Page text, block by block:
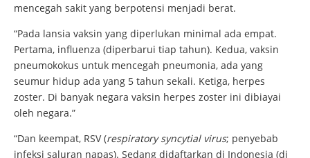
mencegah sakit yang berpotensi menjadi berat.
“Pada lansia vaksin yang diperlukan minimal ada empat.
Pertama, influenza (diperbarui tiap tahun). Kedua, vaksin
pneumokokus untuk mencegah pneumonia, ada yang
seumur hidup ada yang 5 tahun sekali. Ketiga, herpes
zoster. Di banyak negara vaksin herpes zoster ini dibiayai
oleh negara.”
“Dan keempat, RSV (respiratory syncytial virus; penyebab
infeksi saluran napas). Sedang didaftarkan di Indonesia (di